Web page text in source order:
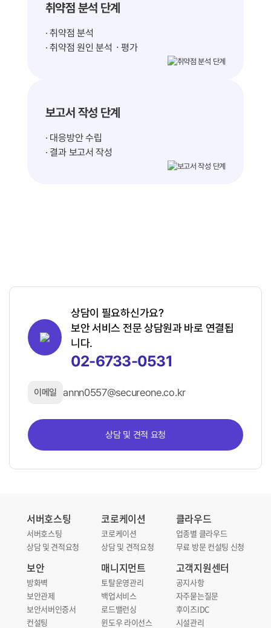
취약점 분석 단계
· 취약점 분석
· 취약점 원인 분석ㆍ평가
보고서 작성 단계
· 대응방안 수립
· 결과 보고서 작성
수행 일정 협의
인력 투입
상담이 필요하신가요?
보안 서비스 전문 상담원과 바로 연결됩
니다.
02-6733-0531
이메일 annn0557@secureone.co.kr
상담 및 견적 요청
서버호스팅
서버호스팅
상담 및 견적요청
코로케이션
코로케이션
상담 및 견적요청
클라우드
업종별 클라우드
무료 방문 컨설팅 신청
보안
방화벽
보안관제
보안서버인증서
컨설팅
매니지먼트
토탈운영관리
백업서비스
로드밸런싱
윈도우 라이선스
고객지원센터
공지사항
자주묻는질문
후이즈IDC
시설관리